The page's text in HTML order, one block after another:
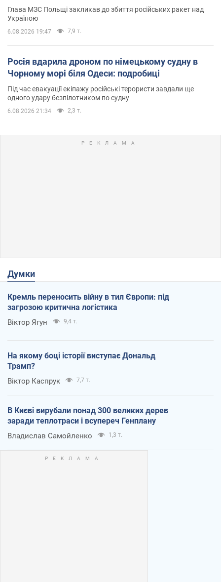
Глава МЗС Польщі закликав до збиття російських ракет над
Україною
6.08.2026 19:47 7,9 т.
Росія вдарила дроном по німецькому судну в
Чорному морі біля Одеси: подробиці
Під час евакуації екіпажу російські терористи завдали ще
одного удару безпілотником по судну
6.08.2026 21:34 2,3 т.
Думки
Кремль переносить війну в тил Європи: під
загрозою критична логістика
Віктор Ягун 9,4 т.
На якому боці історії виступає Дональд
Трамп?
Віктор Каспрук 7,7 т.
В Києві вирубали понад 300 великих дерев
заради теплотраси і всупереч Генплану
Владислав Самойленко 1,3 т.